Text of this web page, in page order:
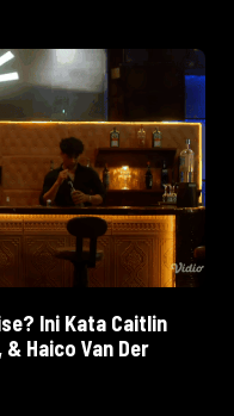
Ini Kata Caitlin
Haico Van Der